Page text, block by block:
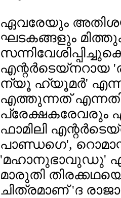
ഏവരേയും
ഘടകങ്ങളും
ന്യൂ ഹ്യൂമര്‍'
എത്തുന്നത്
പ്രേക്ഷകരേവരും
ഫാമിലി
പാണ്ഡഗെ',
'മഹാനുഭാവുഡു'
മാരുതി
ചിത്രമാണ് 'ദ